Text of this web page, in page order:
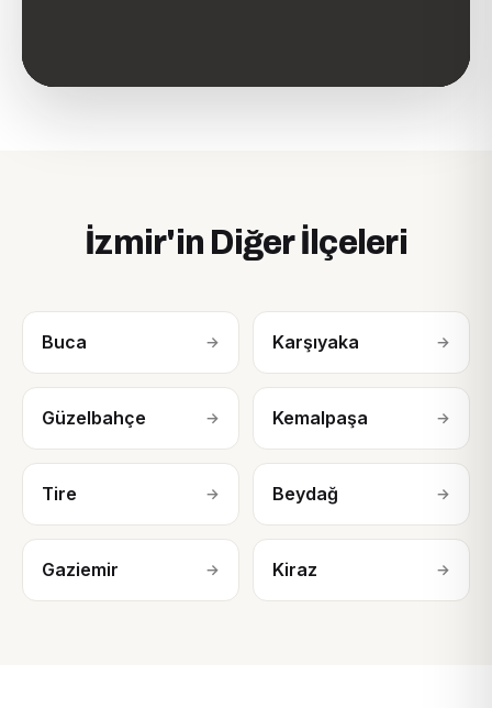
İzmir'in Diğer İlçeleri
Buca → Karşıyaka →
Güzelbahçe → Kemalpaşa →
Tire → Beydağ →
Gaziemir → Kiraz →